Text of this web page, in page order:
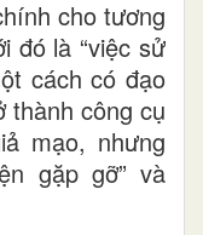
cho tương
đó là “việc sử
cách có đạo
thành công cụ
mạo, nhưng
gặp gỡ” và